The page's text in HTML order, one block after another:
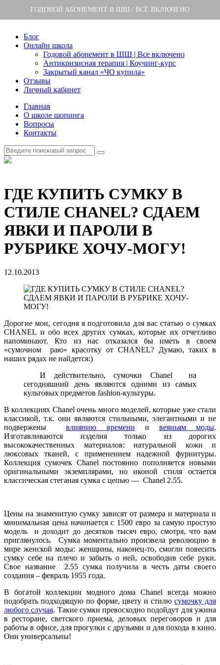
ГОДОВОЙ АБОНЕМЕНТ В ШШ / ВСЁ ВКЛЮЧЕНО
Блог
Онлайн школа
Годовой абонемент в ШШ | Все включено
Антикризисная терапия | Коучинг-курс
Закрытый канал «ЧО купила»
Отзывы
Личный кабинет
Главная
О школе шопинга
Вопросы
Контакты
ГДЕ КУПИТЬ СУМКУ В
СТИЛЕ CHANEL? СДАЕМ
ЯВКИ И ПАРОЛИ В
РУБРИКЕ ХОЧУ-МОГУ!
12.10.2013
Дорогие мои, сегодня я подготовила для вас статью о сумках
CHANEL и обо всех других сумках, которые их отчетливо
напоминают. Кто из нас отказался бы иметь в своем
«сумочном раю» красотку от CHANEL? Думаю, таких в
наших рядах не найдется:)
И действительно, сумочки Chanel на
сегодняшний день являются одними из самых
культовых предметов fashion-культуры.
В коллекциях Chanel очень много моделей, которые уже стали
классикой, т.к. они являются стильными, элегантными и не
подверженывлиянию времени и веяньям моды.
Изготавливаются изделия только из дорогих
высококачественных материалов: натуральной кожи и
люксовых тканей, с применением надежной фурнитуры.
Коллекция сумочек Chanel постоянно пополняется новыми
оригинальными экземплярами, но иконой стиля остается
классическая стеганая сумка с цепью — Chanel 2.55.
Цены на знаменитую сумку зависят от размера и материала и
минимальная цена начинается с 1500 евро за самую простую
модель и доходит до десятков тысяч евро, смотря, что вам
приглянулось. Сумка моментально произвела революцию в
мире женской моды: женщины, наконец-то, смогли повесить
сумку себе на плечо и забыть о ней, освободив себе руки.
Свое название 2.55 сумка получила в честь даты своего
создания – февраль 1955 года.
В богатой коллекции модного дома Chanel всегда можно
подобрать подходящую по форме, цвету и стилю сумочку для
любого случая. Такие сумки превосходно подойдут для ужина
в ресторане, светского приема, деловых переговоров и для
работы в офисе, для прогулки с друзьями и для похода в кино.
Они универсальны!